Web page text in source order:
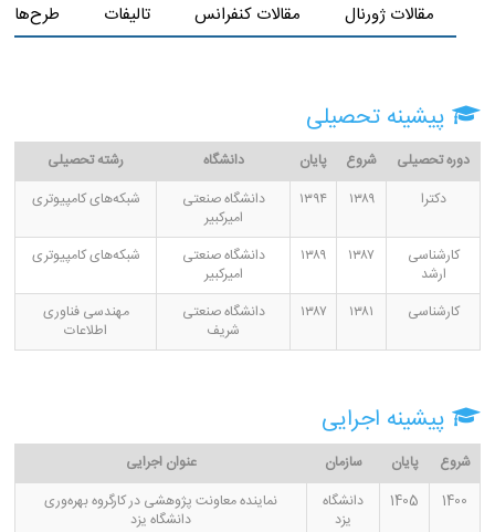
مقالات ژورنال مقالات کنفرانس تالیفات
پیشینه تحصیلی
دوره تحصیلی شروع پایان دانشگاه
رشته تحصیلی
دکترا
۱۳۸۹ ۱۳۹۴
دانشگاه صنعتی
امیرکبیر
شبکه‌های کامپیوتری
کارشناسی
ارشد
۱۳۸۷ ۱۳۸۹
دانشگاه صنعتی
امیرکبیر
شبکه‌های کامپیوتری
کارشناسی ۱۳۸۱ ۱۳۸۷
دانشگاه صنعتی
شریف
مهندسی فناوری
اطلاعات
پیشینه اجرایی
شروع پایان سازمان
عنوان اجرایی
1400
1405
دانشگاه
یزد
نماینده معاونت پژوهشی در کارگروه بهره‌وری
دانشگاه یزد